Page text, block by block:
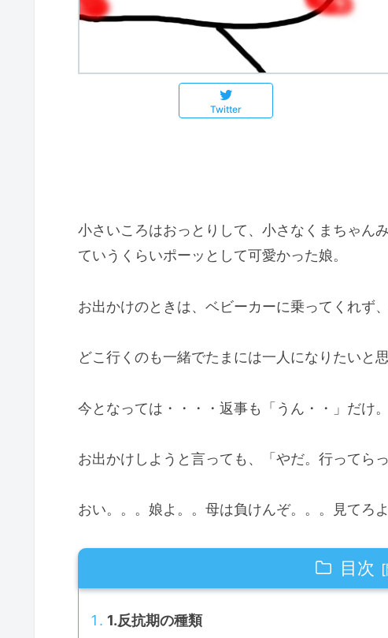
Twitter
小さいころはおっとりして、小さなくまちゃん
ていうくらいポーッとして可愛かった娘。
お出かけのときは、ベビーカーに乗ってくれず
どこ行くのも一緒でたまには一人になりたいと
今となっては・・・・返事も「うん・・」だけ。
お出かけしようと言っても、「やだ。行ってら
おい。。。娘よ。。母は負けんぞ。。。見てろよ
目次
1.反抗期の種類